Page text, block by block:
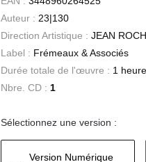
Auteur : 23|130
Direction Artistique : JEAN
Label : Frémeaux & Associés
Durée totale de l'œuvre : 1
Nbre. CD : 1
Sélectionnez une version :
Version Numérique